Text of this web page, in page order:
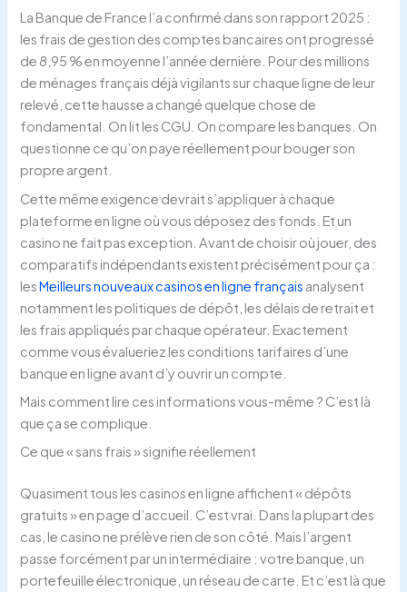
La Banque de France l’a confirmé dans son rapport 2025 :
les frais de gestion des comptes bancaires ont progressé
de 8,95 % en moyenne l’année dernière. Pour des millions
de ménages français déjà vigilants sur chaque ligne de leur
relevé, cette hausse a changé quelque chose de
fondamental. On lit les CGU. On compare les banques. On
questionne ce qu’on paye réellement pour bouger son
propre argent.
Cette même exigence devrait s’appliquer à chaque
plateforme en ligne où vous déposez des fonds. Et un
casino ne fait pas exception. Avant de choisir où jouer, des
comparatifs indépendants existent précisément pour ça :
lesMeilleurs nouveaux casinos en ligne français analysent
notamment les politiques de dépôt, les délais de retrait et
les frais appliqués par chaque opérateur. Exactement
comme vous évalueriez les conditions tarifaires d’une
banque en ligne avant d’y ouvrir un compte.
Mais comment lire ces informations vous-même ? C’est là
que ça se complique.
Ce que « sans frais » signifie réellement
Quasiment tous les casinos en ligne affichent « dépôts
gratuits » en page d’accueil. C’est vrai. Dans la plupart des
cas, le casino ne prélève rien de son côté. Mais l’argent
passe forcément par un intermédiaire : votre banque, un
portefeuille électronique, un réseau de carte. Et c’est là que